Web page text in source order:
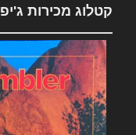
קטלוג מכירות ג'יפ 1981